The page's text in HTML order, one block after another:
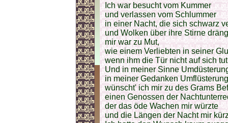
Ich war besucht vom Kummer
und verlassen vom Schlummer
in einer Nacht, die sich schwarz
und Wolken über ihre Stirne
mir war zu Mut,
wie einem Verliebten in seiner
wenn ihm die Tür nicht auf sich
Und in meiner Sinne
in meiner Gedanken
wünscht' ich mir zu des Grams
einen Genossen der
der das öde Wachen mir würzte
und die Längen der Nacht mir